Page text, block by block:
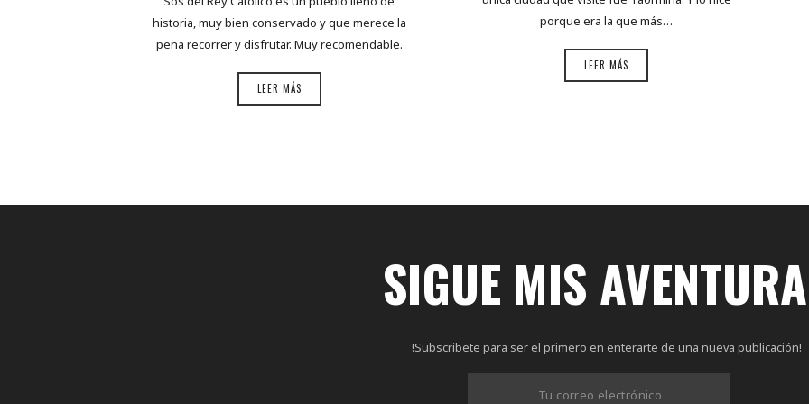
historia, muy bien conservado y que merece la
pena recorrer y disfrutar. Muy recomendable.
LEER MÁS
porque era la que más…
LEER MÁS
SIGUE MIS
!Subscribete para ser el primero en enterarte de una nueva publicación!